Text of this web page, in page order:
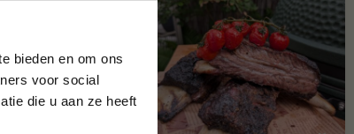
bieden en om ons
voor social
die u aan ze heeft